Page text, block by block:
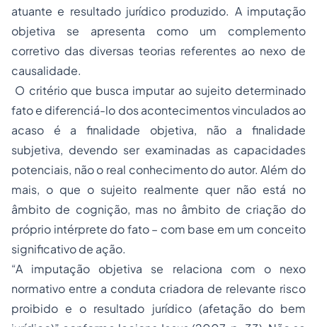
atuante e resultado jurídico produzido. A imputação
objetiva se apresenta como um complemento
corretivo das diversas teorias referentes ao nexo de
causalidade.
O critério que busca imputar ao sujeito determinado
fato e diferenciá-lo dos acontecimentos vinculados ao
acaso é a finalidade objetiva, não a finalidade
subjetiva, devendo ser examinadas as capacidades
potenciais, não o real conhecimento do autor. Além do
mais, o que o sujeito realmente quer não está no
âmbito de cognição, mas no âmbito de criação do
próprio intérprete do fato – com base em um conceito
significativo de ação.
“A imputação objetiva se relaciona com o nexo
normativo entre a conduta criadora de relevante risco
proibido e o resultado jurídico (afetação do bem